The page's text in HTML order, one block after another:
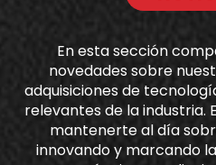
En esta sección
novedades sobre
adquisiciones de
relevantes de la industria.
mantenerte al día
innovando y marcando